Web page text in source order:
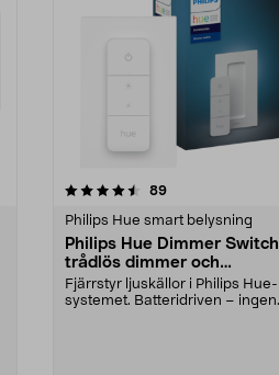
89recensioner
Philips Hue smart belysning
Philips Hue Dimmer Switch
trådlös dimmer och
fjärrkontroll
Fjärrstyr ljuskällor i Philips Hue-
systemet. Batteridriven – ingen
5.0 av 5 stjärnor